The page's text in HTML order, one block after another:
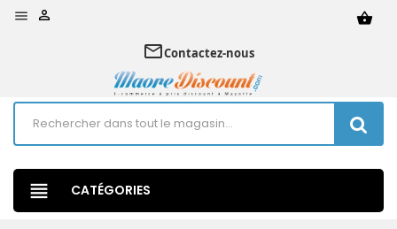
 shopping_basket

mail_outlineContactez-nous
view_headline CATÉGORIES